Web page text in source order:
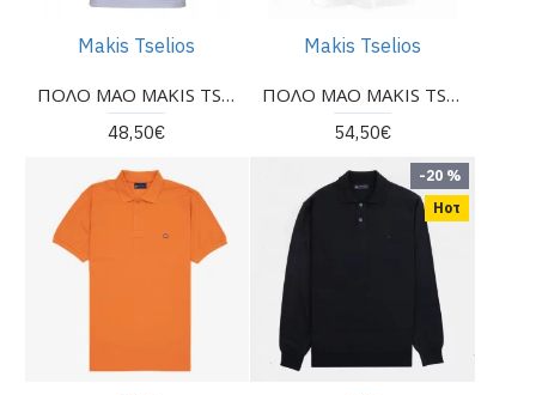
Makis Tselios
ΠΟΛΟ MAO MAKIS TSELIOS
48,50€
Makis Tselios
ΠΟΛΟ MAO MAKIS TSELIOS
54,50€
Ηοτ
-20 %